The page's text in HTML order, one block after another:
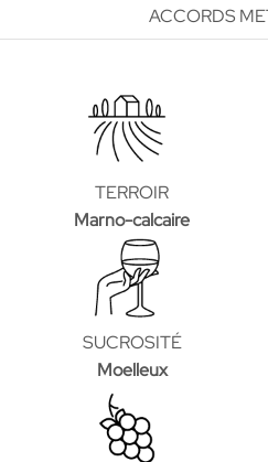
ACCORDS
TERROIR
Marno-calcaire
SUCROSITÉ
Moelleux